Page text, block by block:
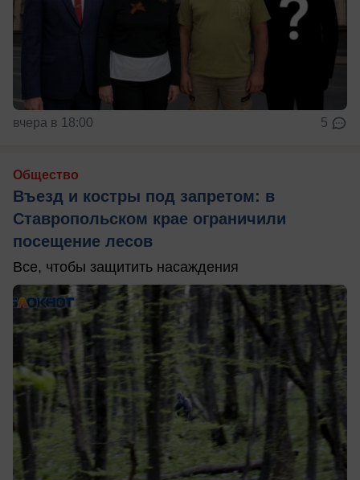
вчера в 18:00 5
Общество
Въезд и костры под запретом: в
Ставропольском крае ограничили
посещение лесов
Все, чтобы защитить насаждения